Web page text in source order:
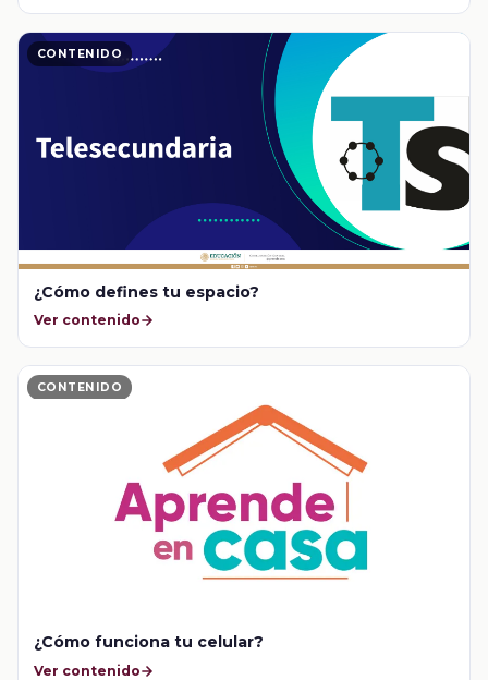
CONTENIDO
¿Cómo defines tu espacio?
Ver contenido
CONTENIDO
¿Cómo funciona tu celular?
Ver contenido